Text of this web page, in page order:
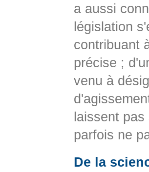
a aussi
législation
contribuant
précise ;
venu à
laissent
parfois ne
De la